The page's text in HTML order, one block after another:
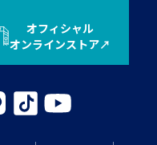
オフィシャル
オンラインストア